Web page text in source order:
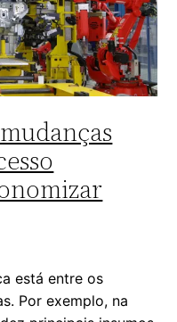
está entre os
Por exemplo, na